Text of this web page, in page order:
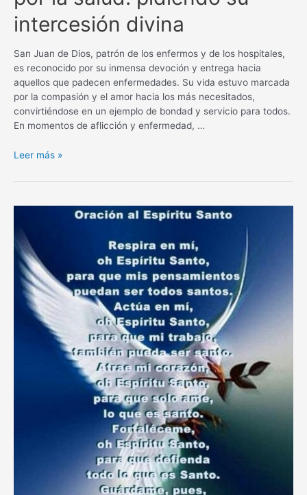
intercesión divina
San Juan de Dios, patrón de los enfermos y de los hospitales,
es reconocido por su inmensa devoción y entrega hacia
aquellos que padecen enfermedades. Su vida estuvo marcada
por la compasión y el amor hacia los más necesitados,
convirtiéndose en un ejemplo de bondad y servicio para todos.
En momentos de aflicción y enfermedad, …
Oración
San
por
la
salud:
pidiendo
intercesión
Leer más »